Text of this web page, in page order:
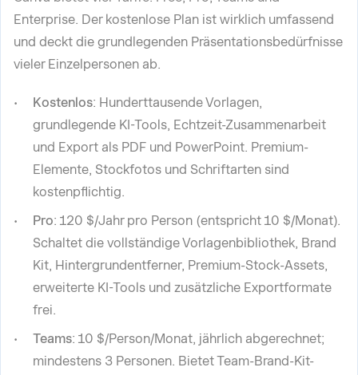
Enterprise. Der kostenlose Plan ist wirklich umfassend
und deckt die grundlegenden Präsentationsbedürfnisse
vieler Einzelpersonen ab.
Kostenlos: Hunderttausende Vorlagen,
grundlegende KI-Tools, Echtzeit-Zusammenarbeit
und Export als PDF und PowerPoint. Premium-
Elemente, Stockfotos und Schriftarten sind
kostenpflichtig.
Pro: 120 $/Jahr pro Person (entspricht 10 $/Monat).
Schaltet die vollständige Vorlagenbibliothek, Brand
Kit, Hintergrundentferner, Premium-Stock-Assets,
erweiterte KI-Tools und zusätzliche Exportformate
frei.
Teams: 10 $/Person/Monat, jährlich abgerechnet;
mindestens 3 Personen. Bietet Team-Brand-Kit-